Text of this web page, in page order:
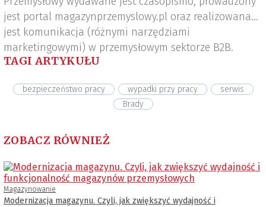
jest portal magazynprzemyslowy.pl oraz realizowana
jest komunikacja (różnymi narzędziami
marketingowymi) w przemysłowym sektorze B2B.
TAGI ARTYKUŁU
bezpieczeństwo pracy wypadki przy pracy
serwis
Brady
ZOBACZ RÓWNIEŻ
Magazynowanie
Modernizacja magazynu. Czyli, jak zwiększyć wydajność i